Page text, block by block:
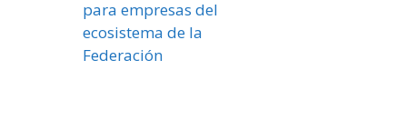
para empresas del
ecosistema de la
Federación